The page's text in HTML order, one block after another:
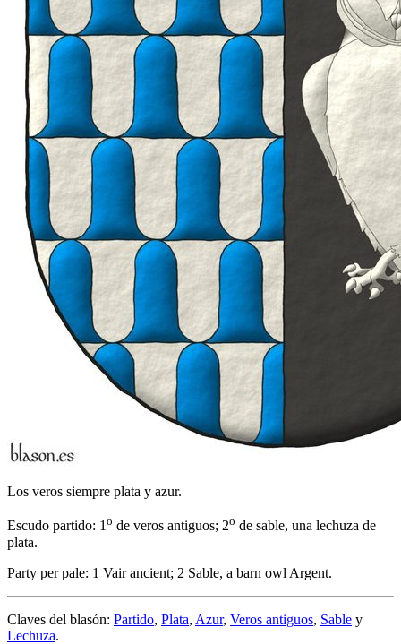
Los veros siempre plata y azur.
Escudo partido: 1o de veros antiguos; 2o de sable, una lechuza de
plata.
Party per pale: 1 Vair ancient; 2 Sable, a barn owl Argent.
Claves del blasón: Partido, Plata, Azur, Veros antiguos, Sable y
Lechuza.